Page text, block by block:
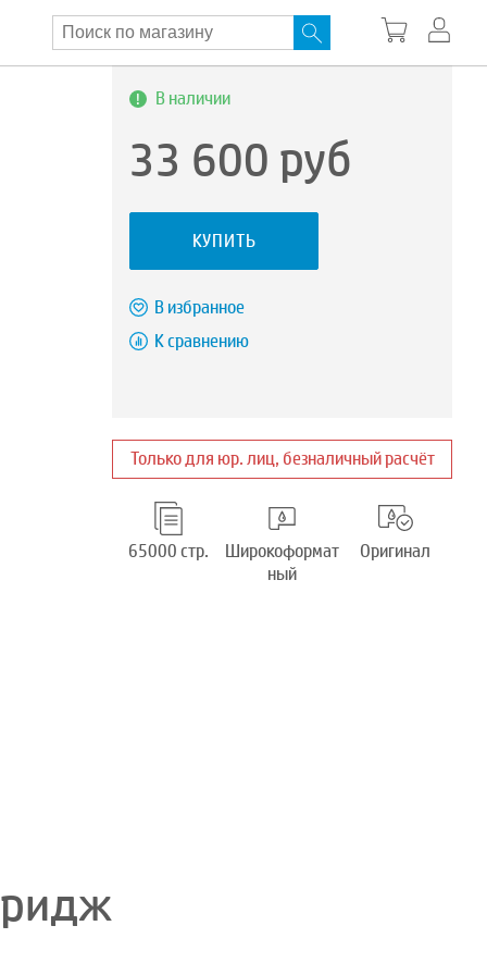
В наличии
33 600 руб
КУПИТЬ
В избранное
К сравнению
Только для юр. лиц, безналичный расчёт
65000 стр.
Широкоформат
ный
Оригинал